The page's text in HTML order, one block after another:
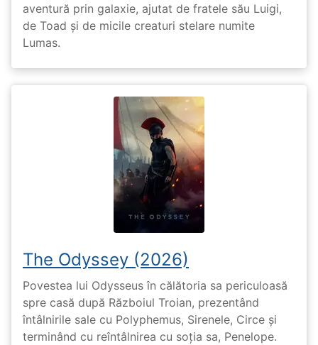
aventură prin galaxie, ajutat de fratele său Luigi,
de Toad și de micile creaturi stelare numite
Lumas.
The Odyssey (2026)
Povestea lui Odysseus în călătoria sa periculoasă
spre casă după Războiul Troian, prezentând
întâlnirile sale cu Polyphemus, Sirenele, Circe și
terminând cu reîntâlnirea cu soția sa, Penelope.